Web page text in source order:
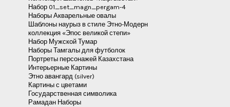
Набор 01_set_magn_pergam-4
Наборы Акварельные овалы
Шаблоны наурыз в стиле Этно-Модерн
коллекция «Эпос великой степи»
Набор Мужской Тумар
Наборы Тамгалы для футболок
Портреты персонажей Казахстана
Интерьерные Картины
Этно авангард (silver)
Картины с цветами
Государственная символика
Рамадан Наборы